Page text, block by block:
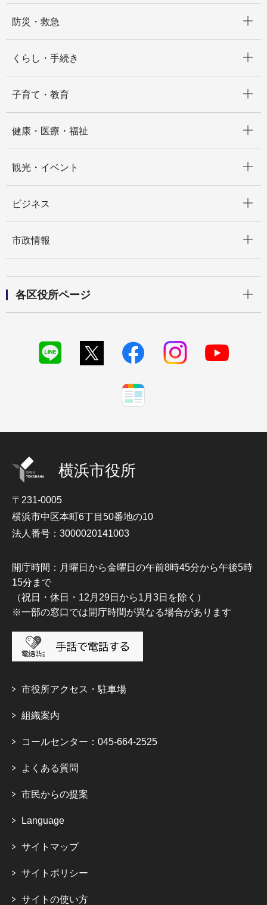
防災・救急
くらし・手続き
子育て・教育
健康・医療・福祉
観光・イベント
ビジネス
市政情報
各区役所ページ
横浜市役所
〒231-0005
横浜市中区本町6丁目50番地の10
法人番号：3000020141003
開庁時間：月曜日から金曜日の午前8時45分から午後5時
15分まで
（祝日・休日・12月29日から1月3日を除く）
※一部の窓口では開庁時間が異なる場合があります
市役所アクセス・駐車場
組織案内
コールセンター：045-664-2525
よくある質問
市民からの提案
Language
サイトマップ
サイトポリシー
サイトの使い方